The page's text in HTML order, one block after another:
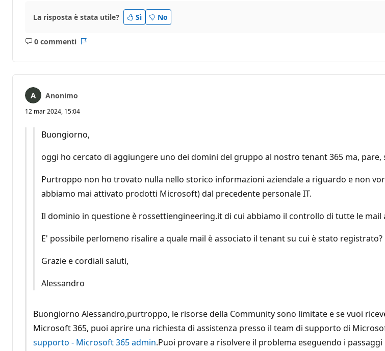
La risposta è stata utile? Sì No
0 commenti
Nessun
Anonimo
12 mar 2024, 15:04
Buongiorno,
oggi ho cercato di aggiungere uno dei domini del gruppo al nostro tenant 365 ma,
Purtroppo non ho trovato nulla nello storico informazioni aziendale a riguardo e non
abbiamo mai attivato prodotti Microsoft) dal precedente personale IT.
Il dominio in questione è rossettiengineering.it di cui abbiamo il controllo di tutte le mail
E' possibile perlomeno risalire a quale mail è associato il tenant su cui è stato registrato?
Grazie e cordiali saluti,
Alessandro
Buongiorno Alessandro,purtroppo, le risorse della Community sono limitate e se vuoi
Microsoft 365, puoi aprire una richiesta di assistenza presso il team di supporto di
supporto - Microsoft 365 admin.Puoi provare a risolvere il problema eseguendo i